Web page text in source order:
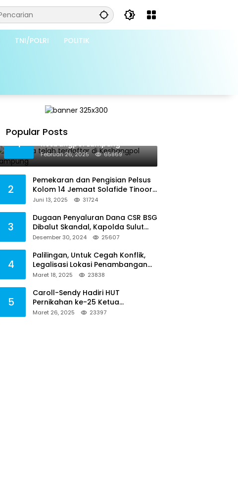
TNI/POLRI POLITIK
Popular Posts
1
Grib Jaya telah terdaftar di
Kesbangpol Lampung
Februari 26, 2025 65869
2
Pemekaran dan Pengisian Pelsus
Kolom 14 Jemaat Solafide Tinoor
Langgar Tata Gereja 2021, Toreh :
Juni 13, 2025 31724
3
Dugaan Penyaluran Dana CSR BSG
Dibalut Skandal, Kapolda Sulut
Diminta Menseriusi Hal ini
Desember 30, 2024 25607
4
Palilingan, Untuk Cegah Konflik,
Legalisasi Lokasi Penambangan
Solusinya
Maret 18, 2025 23838
5
Caroll-Sendy Hadiri HUT
Pernikahan ke-25 Ketua
Pengadilan Negeri Tondano
Maret 26, 2025 23397